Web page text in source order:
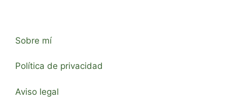
Sobre mí
Política de privacidad
Aviso legal